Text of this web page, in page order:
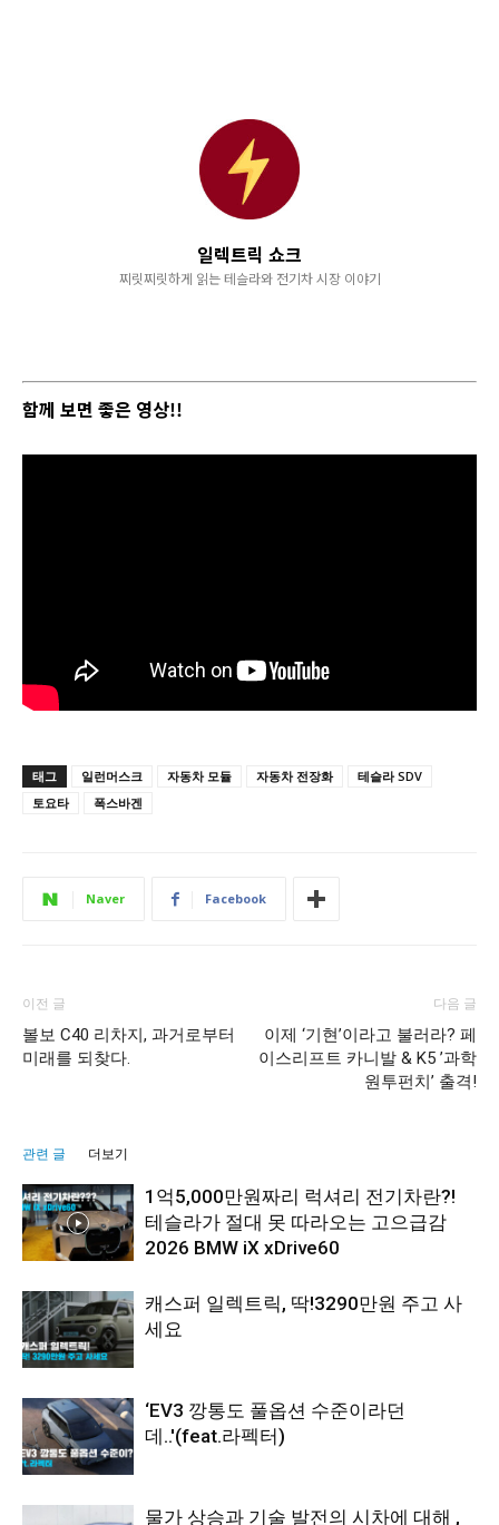
일렉트릭 쇼크
찌릿찌릿하게 읽는 테슬라와 전기차 시장 이야기
함께 보면 좋은 영상!!
태그 일런머스크 자동차 모듈 자동차 전장화
테슬라 SDV
토요타
폭스바겐
Naver Facebook
이전 글
볼보 C40 리차지, 과거로부터
미래를 되찾다.
다음 글
이제 ‘기현’이라고 불러라? 페
이스리프트 카니발 & K5 ’과학
원투펀치’ 출격!
관련 글 더보기
1억5,000만원짜리 럭셔리 전기차란?!
테슬라가 절대 못 따라오는 고으급감
2026 BMW iX xDrive60
캐스퍼 일렉트릭, 딱!3290만원 주고 사
세요
‘EV3 깡통도 풀옵션 수준이라던
데..'(feat.라펙터)
물가 상승과 기술 발전의 시차에 대해 ,